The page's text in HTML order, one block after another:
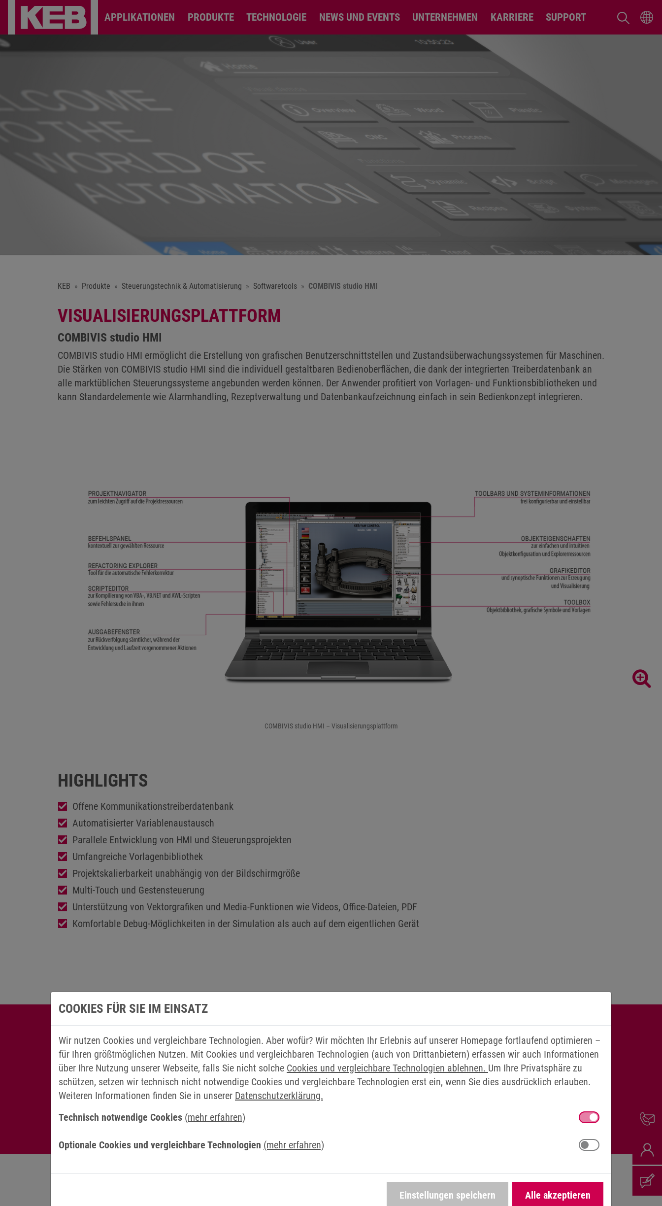
APPLIKATIONEN PRODUKTE TECHNOLOGIE NEWS UND EVENTS UNTERNEHMEN KARRIERE SUPPORT
KEB Produkte Steuerungstechnik & Automatisierung Softwaretools COMBIVIS studio HMI
VISUALISIERUNGSPLATTFORM
COMBIVIS studio HMI
COMBIVIS studio HMI ermöglicht die Erstellung von grafischen Benutzerschnittstellen und Zustandsüberwachungssystemen für Maschinen.
Die Stärken von COMBIVIS studio HMI sind die individuell gestaltbaren Bedienoberflächen, die dank der integrierten Treiberdatenbank an
alle marktüblichen Steuerungssysteme angebunden werden können. Der Anwender profitiert von Vorlagen- und Funktionsbibliotheken und
kann Standardelemente wie Alarmhandling, Rezeptverwaltung und Datenbankaufzeichnung einfach in sein Bedienkonzept integrieren.
COMBIVIS studio HMI – Visualisierungsplattform
HIGHLIGHTS
Offene Kommunikationstreiberdatenbank
Automatisierter Variablenaustausch
Parallele Entwicklung von HMI und Steuerungsprojekten
Umfangreiche Vorlagenbibliothek
Projektskalierbarkeit unabhängig von der Bildschirmgröße
Multi-Touch und Gestensteuerung
Unterstützung von Vektorgrafiken und Media-Funktionen wie Videos, Office-Dateien, PDF
Komfortable Debug-Möglichkeiten in der Simulation als auch auf dem eigentlichen Gerät
SIE HABEN FRAGEN? WIR HELFEN IHNEN
GERNE WEITER!
Nutzen Sie dafür einfach unser Kontaktformular.
COOKIES FÜR SIE IM EINSATZ
Wir nutzen Cookies und vergleichbare Technologien. Aber wofür? Wir möchten Ihr Erlebnis auf unserer Homepage fortlaufend optimieren –
für Ihren größtmöglichen Nutzen. Mit Cookies und vergleichbaren Technologien (auch von Drittanbietern) erfassen wir auch Informationen
über Ihre Nutzung unserer Webseite, falls Sie nicht solche Cookies und vergleichbare Technologien ablehnen. Um Ihre Privatsphäre zu
schützen, setzen wir technisch nicht notwendige Cookies und vergleichbare Technologien erst ein, wenn Sie dies ausdrücklich erlauben.
Weiteren Informationen finden Sie in unserer Datenschutzerklärung.
Technisch notwendige Cookies (mehr erfahren)
Optionale Cookies und vergleichbare Technologien (mehr erfahren)
Einstellungen speichern Alle akzeptieren